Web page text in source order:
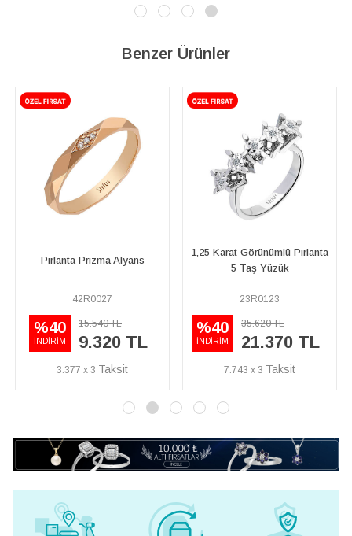
Benzer Ürünler
Pırlanta Prizma Alyans
42R0027
%40
İNDİRİM
15.540 TL
9.320 TL
3.377 x 3
1,25 Karat Görünümlü Pırlanta
5 Taş Yüzük
23R0123
%40
İNDİRİM
35.620 TL
21.370 TL
7.743 x 3